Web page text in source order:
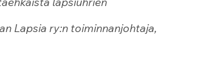
Lapsia ry:n toiminnanjohtaja,